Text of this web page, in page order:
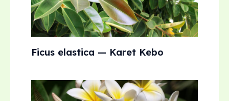
Ficus elastica — Karet Kebo